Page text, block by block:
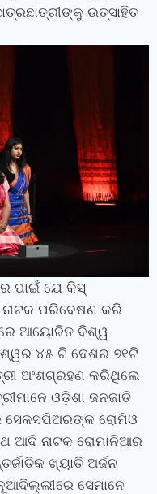
ଉତ୍ସାହିତ
ପାଇଁ ଯେ କିସ୍
ନାଟକ ପରିବେଷଣ କରି
ଆୟୋଜିତ ବିଶ୍ୱ
୪୫ ଟି ଦେଶର ୭୧ଟି
ଅଂଶଗ୍ରହଣ କରିଥିଲେ
ଓଡ଼ିଶା ଜନଜାତି
ସେକସପିଅରଙ୍କ ରୋମିଓ
ଆଦି ନାଟକ ରୋମାନିଆର
ଖ୍ୟାତି ଅର୍ଜନ
ସେମାନେ